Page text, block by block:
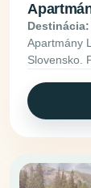
Apartmány
Slovensko.